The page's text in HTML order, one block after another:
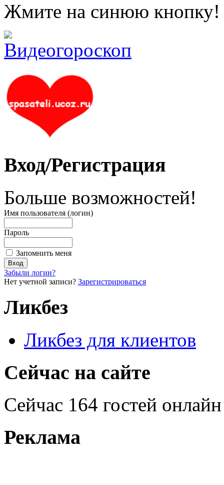
Жмите на синюю кнопку!
Вход/Регистрация
Больше возможностей!
Имя пользователя (логин)
Пароль
Запомнить меня
Забыли логин?
Нет учетной записи? Зарегистрироваться
Ликбез
Ликбез для клиентов
Сейчас на сайте
Сейчас 164 гостей онлайн
Реклама